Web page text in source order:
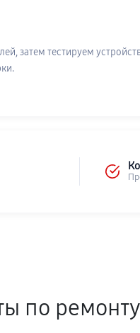
затем тестируем
по